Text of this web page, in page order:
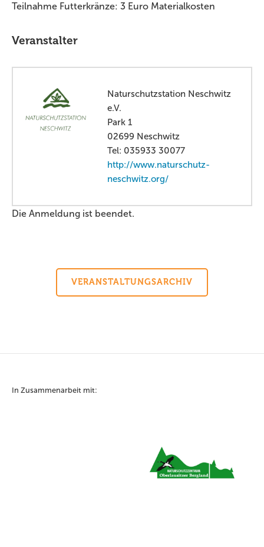
Teilnahme Futterkränze: 3 Euro Materialkosten
Veranstalter
Naturschutzstation Neschwitz
e.V.
Park 1
02699 Neschwitz
Tel: 035933 30077
http://www.naturschutz-
neschwitz.org/
Die Anmeldung ist beendet.
VERANSTALTUNGSARCHIV
In Zusammenarbeit mit: